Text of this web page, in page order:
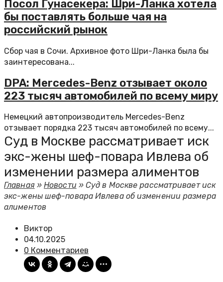
Посол Гунасекера: Шри-Ланка хотела
бы поставлять больше чая на
российский рынок
Сбор чая в Сочи. Архивное фото Шри-Ланка была бы
заинтересована...
DPA: Mercedes-Benz отзывает около
223 тысяч автомобилей по всему миру
Немецкий автопроизводитель Mercedes-Benz
отзывает порядка 223 тысяч автомобилей по всему...
Суд в Москве рассматривает иск
экс-жены шеф-повара Ивлева об
изменении размера алиментов
Главная»Новости »Суд в Москве рассматривает иск
экс-жены шеф-повара Ивлева об изменении размера
алиментов
Виктор
04.10.2025
0 Комментариев